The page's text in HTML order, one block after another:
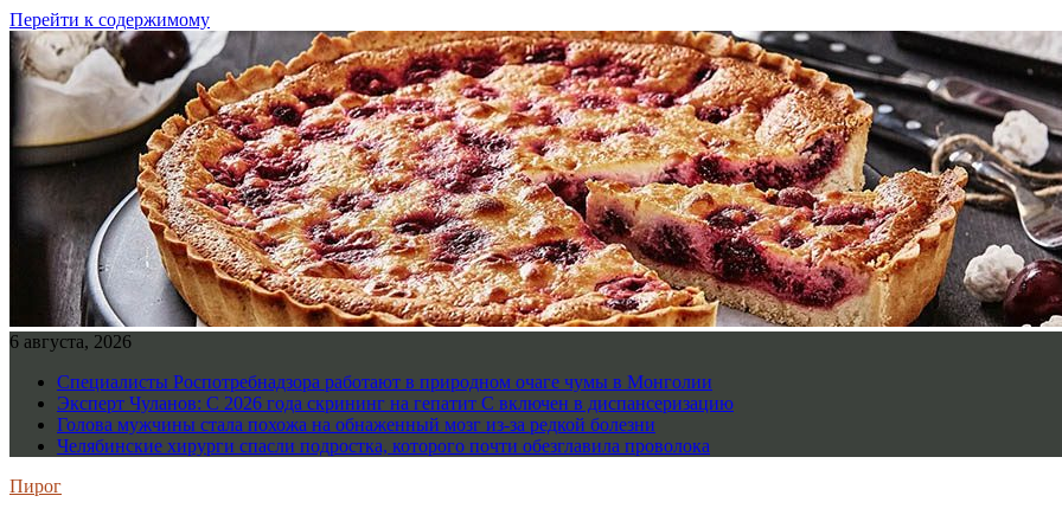
Перейти к содержимому
6 августа, 2026
Специалисты Роспотребнадзора работают в природном очаге чумы в Монголии
Эксперт Чуланов: С 2026 года скрининг на гепатит С включен в диспансеризацию
Голова мужчины стала похожа на обнаженный мозг из-за редкой болезни
Челябинские хирурги спасли подростка, которого почти обезглавила проволока
Пирог